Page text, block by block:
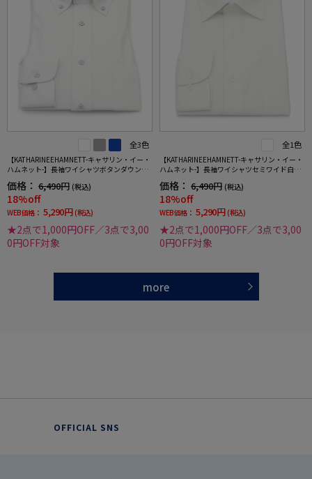
全3色
【KATHARINEEHAMNETT-キャサリン・イー・
ハムネット-】長袖ワイシャツボタンダウン36
0°ストレッチ吸水速乾無地通年
価格： 6,490円 (税込)
18%off
WEB価格： 5,290円 (税込)
★2点で1,000円OFF／3点で3,00
0円OFF対象
全1色
【KATHARINEEHAMNETT-キャサリン・イー・
ハムネット-】長袖ワイシャツセミワイド白ド
ビー柄リサイクル素材使用通年
価格： 6,490円 (税込)
18%off
WEB価格： 5,290円 (税込)
★2点で1,000円OFF／3点で3,00
0円OFF対象
more
OFFICIAL SNS